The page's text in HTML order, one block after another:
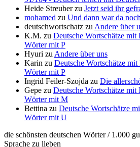
Heide Streuberzu Jetzt seid ihr
mohamed zu Und dann war da
deutschwortschatz zuAndere über
K.M. zu Deutsche Wortschätze mit
Wörter mit P
Hyuri zuAndere über uns
Karin zu Deutsche Wortschätze mit
Wörter mit P
Ingrid Feiler-Szojda zu Die
Gepe zu Deutsche Wortschätze mit
Wörter mit M
Bettina zu Deutsche Wortschätze
Wörter mit U
die schönsten deutschen Wörter / 1.000
Sprache zu lieben